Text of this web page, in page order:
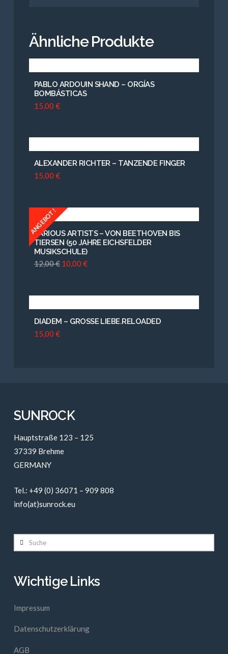
Ähnliche Produkte
PABLO ARDOUIN SHAND – ORGÍAS
BOMBÁSTICAS
15,00 €
ALEXANDER RICHTER – TANZENDE FINGER
15,00 €
ANGEBOT!
VARIOUS ARTISTS – VON BEETHOVEN BIS
TIERSEN (50 JAHRE EICHSFELDER
MUSIKSCHULE)
12,00€ 10,00 €
DIADEM – GROSSE LIEBE.RELOADED
15,00 €
SUNROCK
Hauptstraße 123 – 125
37339 Brehme
GERMANY
Tel.: +49 (0) 36071 – 909 808
info(at)sunrock.eu
Suche
Wichtige Links
Impressum
Datenschutzerklärung
AGB